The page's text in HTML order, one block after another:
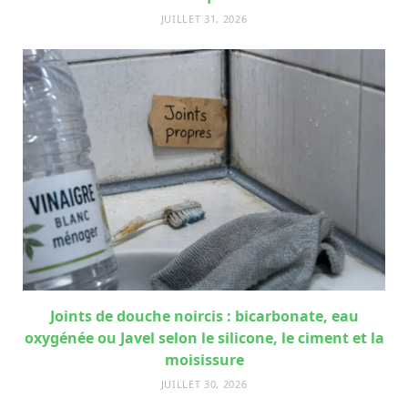
JUILLET 31, 2026
Joints de douche noircis : bicarbonate, eau
oxygénée ou Javel selon le silicone, le ciment et la
moisissure
JUILLET 30, 2026